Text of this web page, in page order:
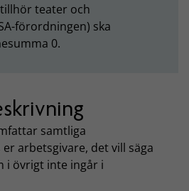
teater och
förordningen) ska
0.
samtliga
arbetsgivare, det vill säga
i övrigt inte ingår i